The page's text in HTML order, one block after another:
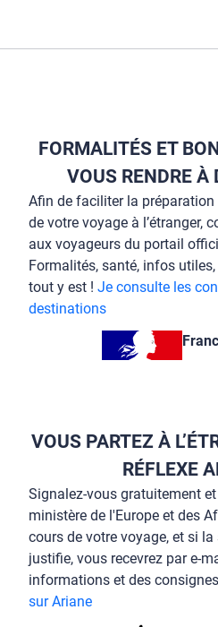
FORMALITÉS ET
VOUS RENDRE À
Afin de faciliter la
de votre voyage à l’étranger,
aux voyageurs du portail
Formalités, santé, infos
tout y est ! Je consulte les
destinations
VOUS PARTEZ À
RÉFLEXE
Signalez-vous gratuitement
ministère de l'Europe et des
cours de votre voyage, et si
justifie, vous recevrez par e-
informations et des
sur Ariane